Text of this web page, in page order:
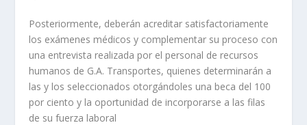
Posteriormente, deberán acreditar satisfactoriamente
los exámenes médicos y complementar su proceso con
una entrevista realizada por el personal de recursos
humanos de G.A. Transportes, quienes determinarán a
las y los seleccionados otorgándoles una beca del 100
por ciento y la oportunidad de incorporarse a las filas
de su fuerza laboral